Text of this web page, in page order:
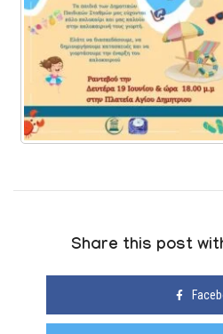
Share this post